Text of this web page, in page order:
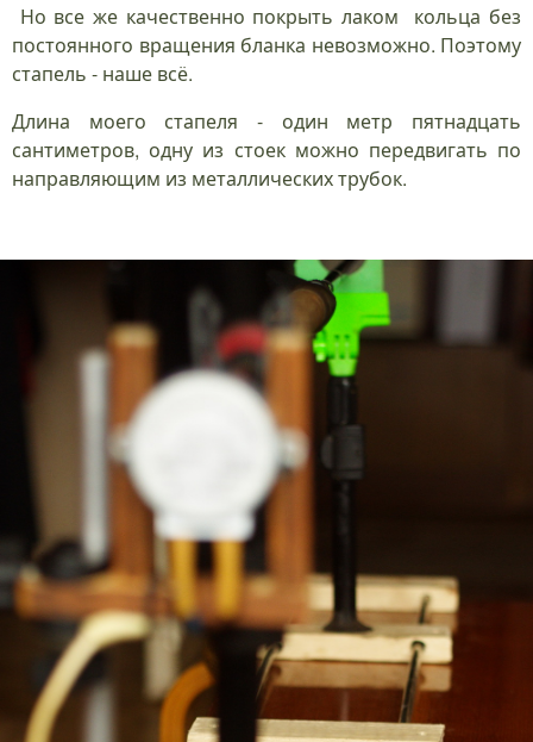
Но все же качественно покрыть лаком кольца без
постоянного вращения бланка невозможно. Поэтому
стапель - наше всё.
Длина моего стапеля - один метр пятнадцать
сантиметров, одну из стоек можно передвигать по
направляющим из металлических трубок.